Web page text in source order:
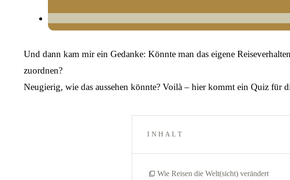
Und dann kam mir ein Gedanke: Könnte man das eigene
zuordnen?
Neugierig, wie das aussehen könnte? Voilà – hier kommt ein Quiz für
INHALT
Wie Reisen die Welt(sicht) verändert